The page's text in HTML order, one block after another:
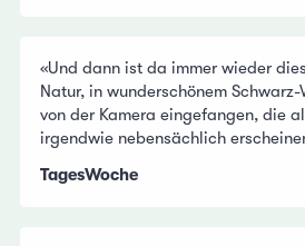
«Und dann ist da immer wieder
Natur, in wunderschönem
von der Kamera eingefangen, die
irgendwie nebensächlich
TagesWoche